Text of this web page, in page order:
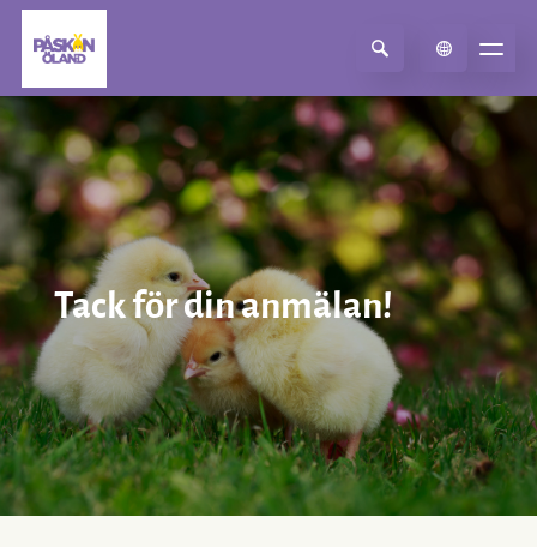
Select Language▼
Tack för din anmälan!